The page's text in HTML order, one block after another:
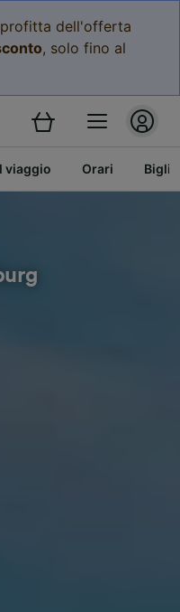
dell'offerta
, solo fino al
viaggio Orari